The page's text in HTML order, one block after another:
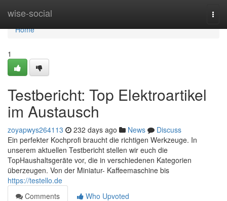
wise-social
Home
Home
1
Testbericht: Top Elektroartikel
im Austausch
zoyapwys264113 232 days ago News
Discuss
Ein perfekter Kochprofi braucht die richtigen Werkzeuge. In
unserem aktuellen Testbericht stellen wir euch die
TopHaushaltsgeräte vor, die in verschiedenen Kategorien
überzeugen. Von der Miniatur- Kaffeemaschine bis
https://testello.de
Comments
Who Upvoted